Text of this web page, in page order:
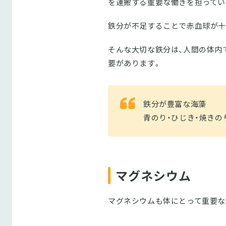
鉄分が不足することで赤血球が
そんな大切な鉄分は、人間の体
要があります。
鉄分が豊富な海藻
青のり・ひじき・焼きの
マグネシウム
マグネシウムも体にとって重要